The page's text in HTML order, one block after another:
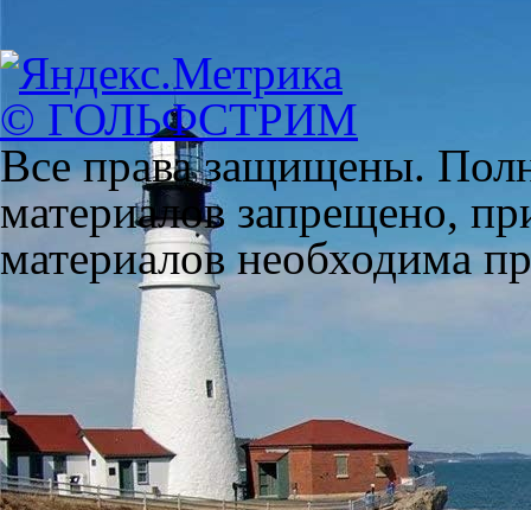
© ГОЛЬФСТРИМ
Все права защищены.
материалов запрещено,
материалов необходима